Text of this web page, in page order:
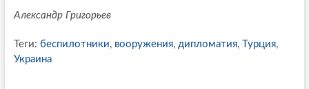
Александр Григорьев
Теги: беспилотники, вооружения, дипломатия, Турция,
Украина